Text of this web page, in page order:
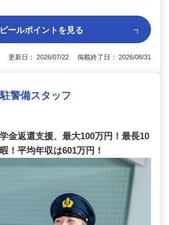
ールポイントを見る
更新日： 2026/07/22 掲載終了日： 2026/08/31
警備スタッフ
金返還支援、最大100万円！最長10
！平均年収は601万円！